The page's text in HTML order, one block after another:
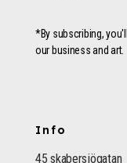
*By subscribing,
our business and art.
Info
45 skabersjögatan